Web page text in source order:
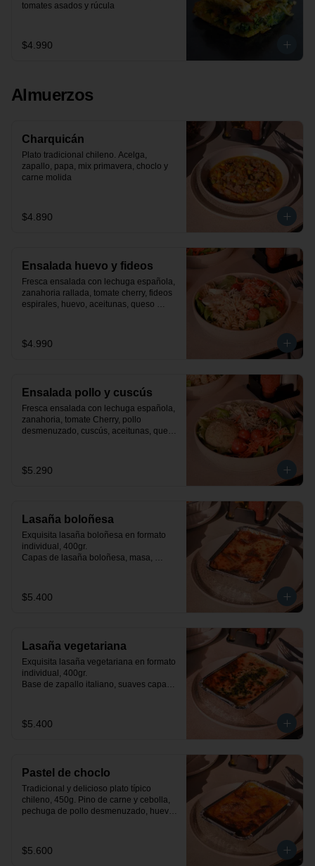
tomates asados y rúcula
$4.990
Almuerzos
Charquicán
Plato tradicional chileno. Acelga,
zapallo, papa, mix primavera, choclo y
carne molida
$4.890
Ensalada huevo y fideos
Fresca ensalada con lechuga española,
zanahoria rallada, tomate cherry, fideos
espirales, huevo, aceitunas, queso
$4.990
Ensalada pollo y cuscús
Fresca ensalada con lechuga española,
zanahoria, tomate Cherry, pollo
desmenuzado, cuscús, aceitunas, queso
$5.290
Lasaña boloñesa
Exquisita lasaña boloñesa en formato
individual, 400gr.
Capas de lasaña boloñesa, masa,
$5.400
Lasaña vegetariana
Exquisita lasaña vegetariana en formato
individual, 400gr.
Base de zapallo italiano, suaves capas
$5.400
Pastel de choclo
Tradicional y delicioso plato típico
chileno, 450g. Pino de carne y cebolla,
pechuga de pollo desmenuzado, huevo,
$5.600